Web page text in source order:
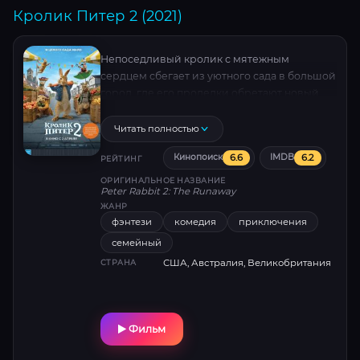
Кролик Питер 2 (2021)
Непоседливый кролик с мятежным
сердцем сбегает из уютного сада в большой
герою предстоит выбрать между славой
хулигана и ценностью родных уз. Яркая
анимация, динамичный сюжет и звёздный
состав во главе с Джеймсом Корденом .
Читать полностью
РЕЙТИНГ Кинопоиск 6.6 IMDB 6.2
ОРИГИНАЛЬНОЕ НАЗВАНИЕ
Peter Rabbit 2: The Runaway
ЖАНР
фэнтези комедия
приключения
семейный
СТРАНА США, Австралия, Великобритания
Фильм